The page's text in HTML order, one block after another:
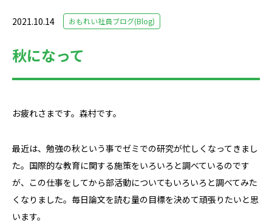
2021.10.14 おもれい社員ブログ(Blog)
秋になって
お疲れさまです。森村です。
最近は、勉強の秋という事でゼミでの研究が忙しくなってきまし
た。国際的な教育に関する施策をいろいろと調べているのです
が、この仕事をしてから部活動についてもいろいろと調べてみた
くなりました。毎日論文を読む量の目標を決めて頑張りたいと思
います。